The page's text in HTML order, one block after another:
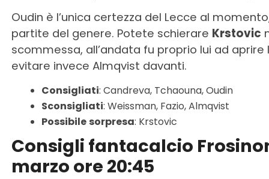
Oudin è l’unica certezza del Lecce al
partite del genere. Potete schierare Krstovic
scommessa, all’andata fu proprio lui ad
evitare invece Almqvist davanti.
Consigliati: Candreva, Tchaouna, Oudin
Sconsigliati: Weissman, Fazio, Almqvist
Possibile sorpresa: Krstovic
Consigli fantacalcio
marzo ore 20:45